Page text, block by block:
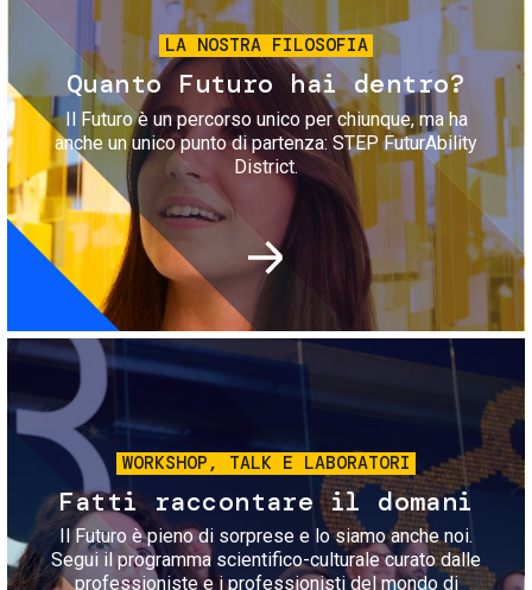
LA NOSTRA FILOSOFIA
Quanto Futuro hai dentro?
Il Futuro è un percorso unico per chiunque, ma ha
anche un unico punto di partenza: STEP FuturAbility
District.
Immagine
WORKSHOP, TALK E LABORATORI
Fatti raccontare il domani
Il Futuro è pieno di sorprese e lo siamo anche noi.
Segui il programma scientifico-culturale curato dalle
professioniste e i professionisti del mondo di